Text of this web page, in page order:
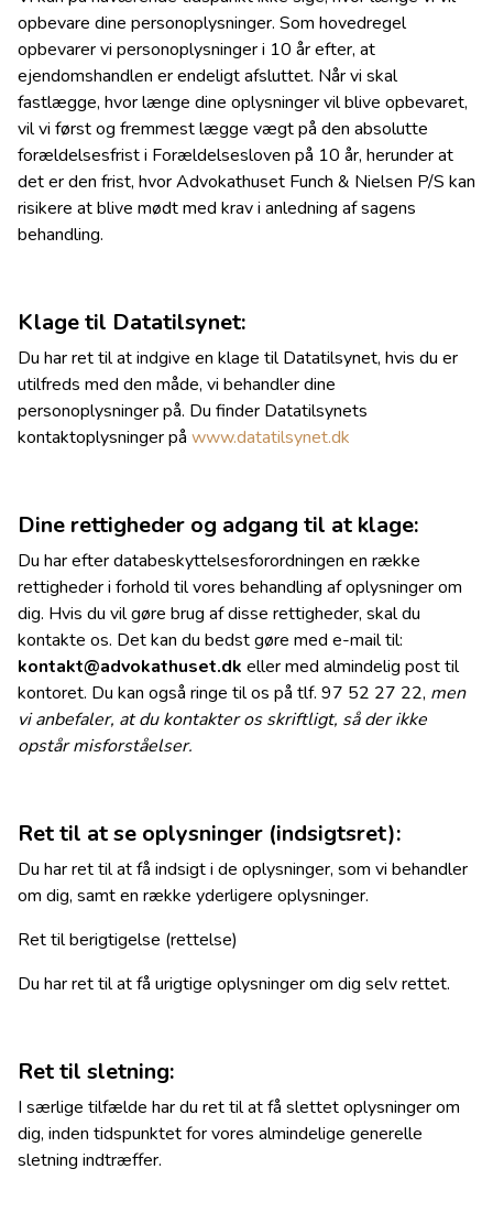
opbevare dine personoplysninger. Som hovedregel
opbevarer vi personoplysninger i 10 år efter, at
ejendomshandlen er endeligt afsluttet. Når vi skal
fastlægge, hvor længe dine oplysninger vil blive opbevaret,
vil vi først og fremmest lægge vægt på den absolutte
forældelsesfrist i Forældelsesloven på 10 år, herunder at
det er den frist, hvor Advokathuset Funch & Nielsen P/S kan
risikere at blive mødt med krav i anledning af sagens
behandling.
Klage til Datatilsynet:
Du har ret til at indgive en klage til Datatilsynet, hvis du er
utilfreds med den måde, vi behandler dine
personoplysninger på. Du finder Datatilsynets
kontaktoplysninger på www.datatilsynet.dk
Dine rettigheder og adgang til at klage:
Du har efter databeskyttelsesforordningen en række
rettigheder i forhold til vores behandling af oplysninger om
dig. Hvis du vil gøre brug af disse rettigheder, skal du
kontakte os. Det kan du bedst gøre med e-mail til:
kontakt@advokathuset.dk eller med almindelig post til
kontoret. Du kan også ringe til os på tlf. 97 52 27 22, men
vi anbefaler, at du kontakter os skriftligt, så der ikke
opstår misforståelser.
Ret til at se oplysninger (indsigtsret):
Du har ret til at få indsigt i de oplysninger, som vi behandler
om dig, samt en række yderligere oplysninger.
Ret til berigtigelse (rettelse)
Du har ret til at få urigtige oplysninger om dig selv rettet.
Ret til sletning:
I særlige tilfælde har du ret til at få slettet oplysninger om
dig, inden tidspunktet for vores almindelige generelle
sletning indtræffer.